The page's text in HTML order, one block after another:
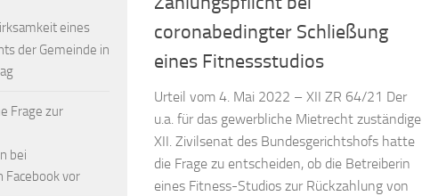
coronabedingter Schließung
eines Fitnessstudios
Urteil vom 4. Mai 2022 – XII ZR 64/21 Der
u.a. für das gewerbliche Mietrecht zuständige
XII. Zivilsenat des Bundesgerichtshofs hatte
die Frage zu entscheiden, ob die Betreiberin
eines Fitness-Studios zur Rückzahlung von
eines
der Gemeinde in
Frage zur
bei
Facebook vor